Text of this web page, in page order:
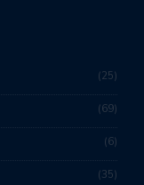
25
69
6
35